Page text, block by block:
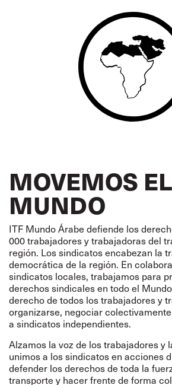
MOVEMOS EL
MUNDO
ITF Mundo Árabe defiende los
000 trabajadores y trabajadoras del
región. Los sindicatos encabezan la
democrática de la región. En
sindicatos locales, trabajamos para
derechos sindicales en todo el
derecho de todos los trabajadores y
organizarse, negociar
a sindicatos independientes.
Alzamos la voz de los trabajadores y
unimos a los sindicatos en acciones
defender los derechos de toda la
transporte y hacer frente de forma